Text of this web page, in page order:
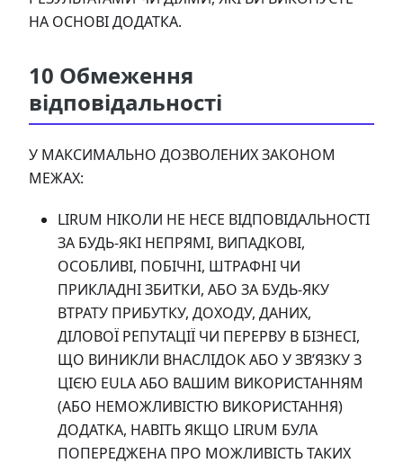
НА ОСНОВІ ДОДАТКА.
10 Обмеження
відповідальності
У МАКСИМАЛЬНО ДОЗВОЛЕНИХ ЗАКОНОМ
МЕЖАХ:
LIRUM НІКОЛИ НЕ НЕСЕ ВІДПОВІДАЛЬНОСТІ
ЗА БУДЬ-ЯКІ НЕПРЯМІ, ВИПАДКОВІ,
ОСОБЛИВІ, ПОБІЧНІ, ШТРАФНІ ЧИ
ПРИКЛАДНІ ЗБИТКИ, АБО ЗА БУДЬ-ЯКУ
ВТРАТУ ПРИБУТКУ, ДОХОДУ, ДАНИХ,
ДІЛОВОЇ РЕПУТАЦІЇ ЧИ ПЕРЕРВУ В БІЗНЕСІ,
ЩО ВИНИКЛИ ВНАСЛІДОК АБО У ЗВ’ЯЗКУ З
ЦІЄЮ EULA АБО ВАШИМ ВИКОРИСТАННЯМ
(АБО НЕМОЖЛИВІСТЮ ВИКОРИСТАННЯ)
ДОДАТКА, НАВІТЬ ЯКЩО LIRUM БУЛА
ПОПЕРЕДЖЕНА ПРО МОЖЛИВІСТЬ ТАКИХ